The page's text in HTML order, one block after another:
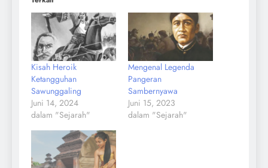
Kisah Heroik
Ketangguhan
Sawunggaling
Juni 14, 2024
dalam "Sejarah"
Mengenal Legenda
Pangeran
Sambernyawa
Juni 15, 2023
dalam "Sejarah"